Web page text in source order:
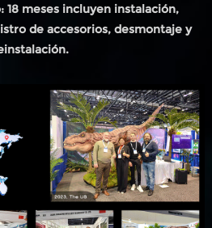
18 meses incluyen instalación,
de accesorios, desmontaje y